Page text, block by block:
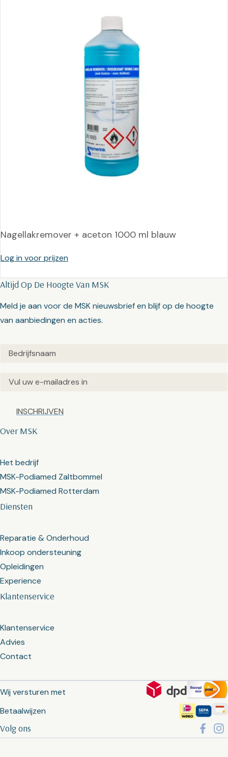
Nagellakremover + aceton 1000 ml blauw
Log in voor prijzen
Klantenservice
Klantenservice
Advies
Contact
Diensten
Reparatie & Onderhoud
Inkoop ondersteuning
Opleidingen
Experience
Over MSK
Het bedrijf
MSK-Podiamed Zaltbommel
MSK-Podiamed Rotterdam
Altijd Op De Hoogte Van MSK
Meld je aan voor de MSK nieuwsbrief en blijf op de hoogte
van aanbiedingen en acties.
Untitled(Vereist)
Email(Vereist)
Captcha
Wij versturen met
Betaalwijzen
Volg ons